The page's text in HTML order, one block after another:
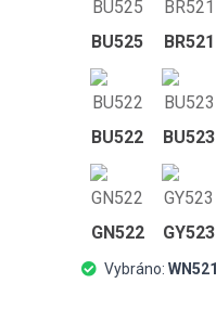
BU525 BR521
BU522 BU523
GN522 GY523
Vybráno: WN521